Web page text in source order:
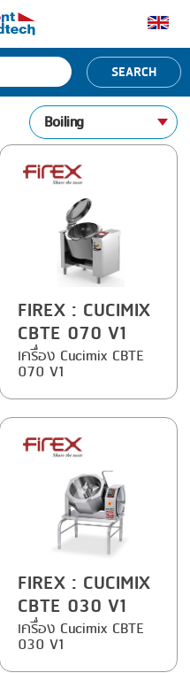
SEARCH
Boiling
FIREX : CUCIMIX
CBTE 070 V1
เครื่อง Cucimix CBTE
070 V1
FIREX : CUCIMIX
CBTE 030 V1
เครื่อง Cucimix CBTE
030 V1